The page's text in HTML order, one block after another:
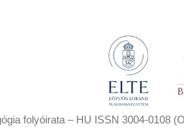
folyóirata – HU ISSN 3004-0108